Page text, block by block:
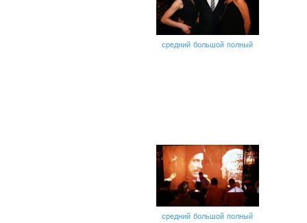
средний большой полный
средний большой полный